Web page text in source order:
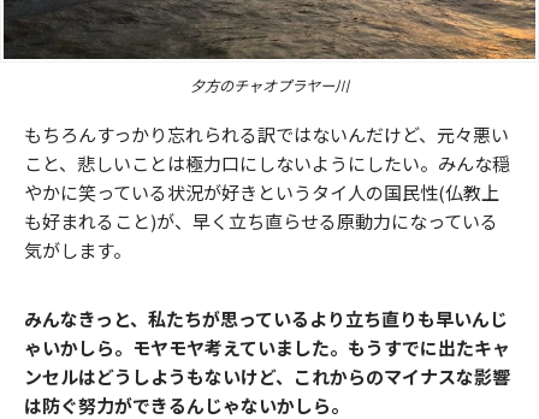
夕方のチャオプラヤー川
もちろんすっかり忘れられる訳ではないんだけど、元々悪い
こと、悲しいことは極力口にしないようにしたい。みんな穏
やかに笑っている状況が好きというタイ人の国民性(仏教上
も好まれること)が、早く立ち直らせる原動力になっている
気がします。
みんなきっと、私たちが思っているより立ち直りも早いんじ
ゃいかしら。モヤモヤ考えていました。もうすでに出たキャ
ンセルはどうしようもないけど、これからのマイナスな影響
は防ぐ努力ができるんじゃないかしら。